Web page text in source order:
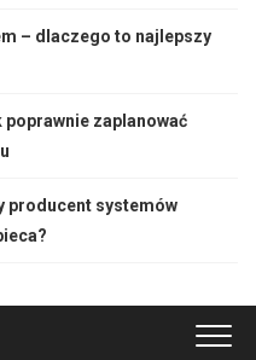
– dlaczego to najlepszy
zaplanować
producent systemów